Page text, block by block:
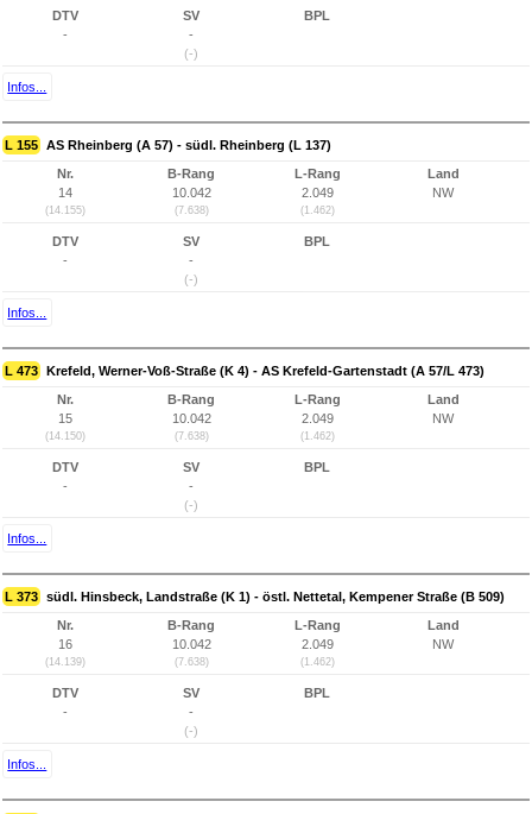
DTV
-
SV
-
(-)
BPL
Infos...
L 155 AS Rheinberg (A 57) - südl. Rheinberg (L 137)
Nr.
14
(14.155)
B-Rang
10.042
(7.638)
L-Rang
2.049
(1.462)
Land
NW
DTV
-
SV
-
(-)
BPL
Infos...
L 473 Krefeld, Werner-Voß-Straße (K 4) - AS Krefeld-Gartenstadt (A 57/L 473)
Nr.
15
(14.150)
B-Rang
10.042
(7.638)
L-Rang
2.049
(1.462)
Land
NW
DTV
-
SV
-
(-)
BPL
Infos...
L 373 südl. Hinsbeck, Landstraße (K 1) - östl. Nettetal, Kempener Straße (B 509)
Nr.
16
(14.139)
B-Rang
10.042
(7.638)
L-Rang
2.049
(1.462)
Land
NW
DTV
-
SV
-
(-)
BPL
Infos...